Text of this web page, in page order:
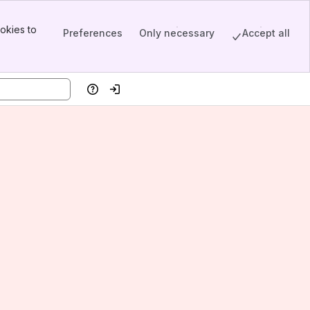
to
Preferences Only necessary Accept all
HelpLog in